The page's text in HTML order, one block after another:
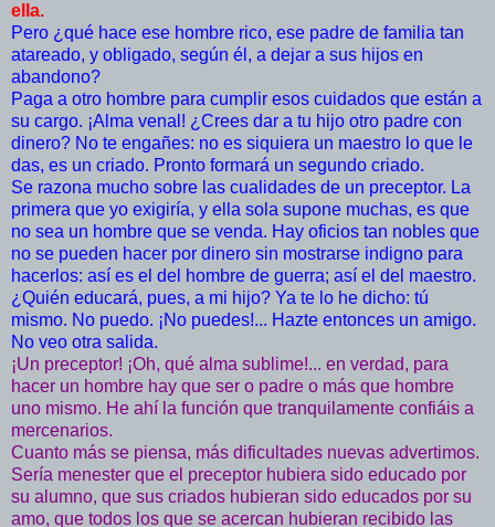
ella.
Pero ¿qué hace ese hombre rico, ese padre de familia tan
atareado, y obligado, según él, a dejar a sus hijos en
abandono?
Paga a otro hombre para cumplir esos cuidados que están a
su cargo. ¡Alma venal! ¿Crees dar a tu hijo otro padre con
dinero? No te engañes: no es siquiera un maestro lo que le
das, es un criado. Pronto formará un segundo criado.
Se razona mucho sobre las cualidades de un preceptor. La
primera que yo exigiría, y ella sola supone muchas, es que
no sea un hombre que se venda. Hay oficios tan nobles que
no se pueden hacer por dinero sin mostrarse indigno para
hacerlos: así es el del hombre de guerra; así el del maestro.
¿Quién educará, pues, a mi hijo? Ya te lo he dicho: tú
mismo. No puedo. ¡No puedes!... Hazte entonces un amigo.
No veo otra salida.
¡Un preceptor! ¡Oh, qué alma sublime!... en verdad, para
hacer un hombre hay que ser o padre o más que hombre
uno mismo. He ahí la función que tranquilamente confiáis a
mercenarios.
Cuanto más se piensa, más dificultades nuevas advertimos.
Sería menester que el preceptor hubiera sido educado por
su alumno, que sus criados hubieran sido educados por su
amo, que todos los que se acercan hubieran recibido las